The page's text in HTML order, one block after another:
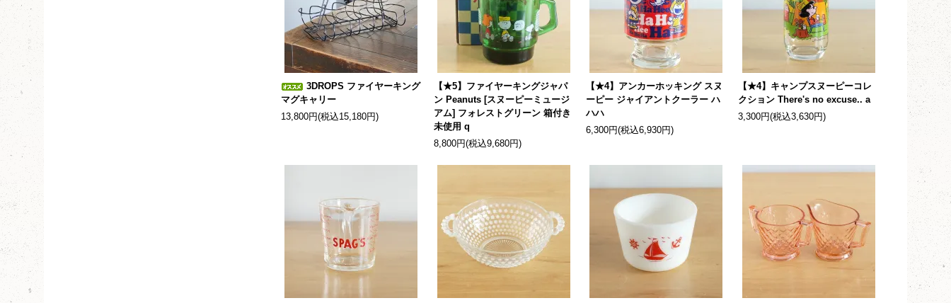
3DROPS ファイヤーキング
マグキャリー
13,800円(税込15,180円)
【★5】ファイヤーキングジャパ
ン Peanuts [スヌーピーミュージ
アム] フォレストグリーン 箱付き
未使用 q
8,800円(税込9,680円)
【★4】アンカーホッキング スヌ
ーピー ジャイアントクーラー ハ
ハハ
6,300円(税込6,930円)
【★4】キャンプスヌーピーコレ
クション There's no excuse.. a
3,300円(税込3,630円)